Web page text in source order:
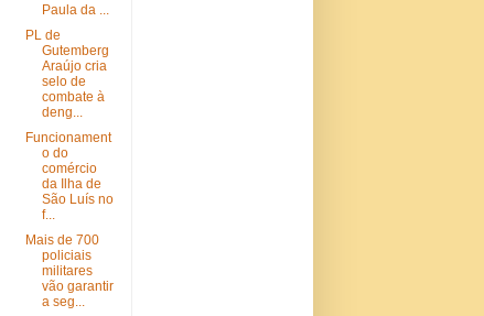
Paula da ...
PL de
Gutemberg
Araújo cria
selo de
combate à
deng...
Funcionament
o do
comércio
da Ilha de
São Luís no
f...
Mais de 700
policiais
militares
vão garantir
a seg...